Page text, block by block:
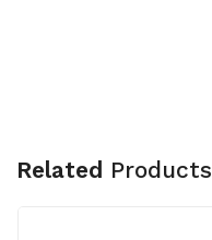
Related Products